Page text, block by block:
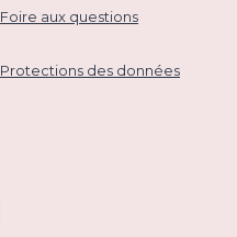
Foire aux questions
Protections des données